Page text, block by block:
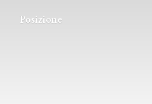
Posizione